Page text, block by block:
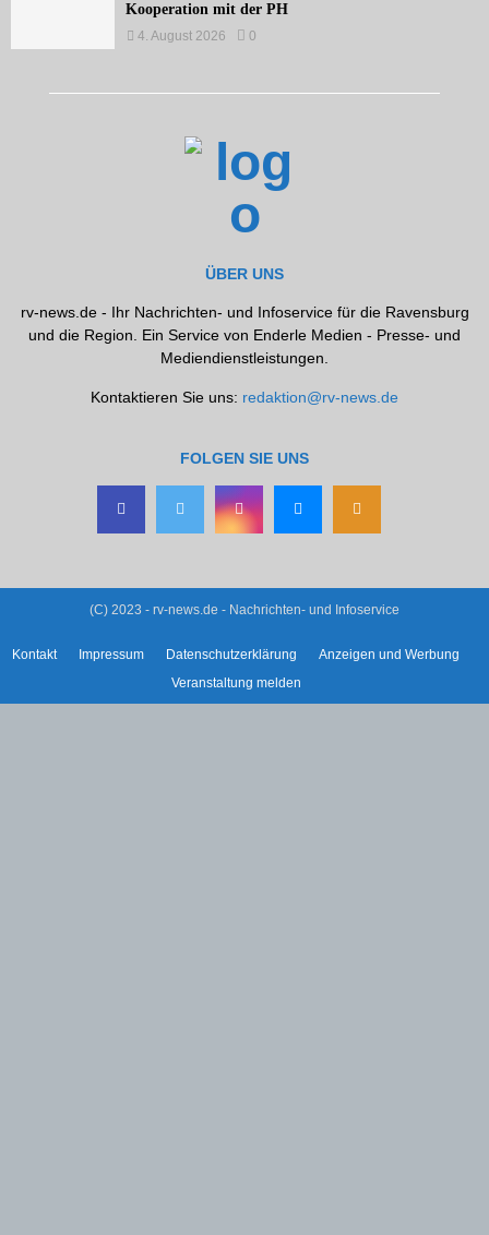
Kooperation mit der PH
4. August 2026 0
ÜBER UNS
rv-news.de - Ihr Nachrichten- und Infoservice für die Ravensburg
und die Region. Ein Service von Enderle Medien - Presse- und
Mediendienstleistungen.
Kontaktieren Sie uns: redaktion@rv-news.de
FOLGEN SIE UNS
(C) 2023 - rv-news.de - Nachrichten- und Infoservice
Kontakt Impressum Datenschutzerklärung
Anzeigen und Werbung
Veranstaltung melden